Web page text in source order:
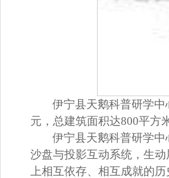
伊宁县天鹅科普研学
元，总建筑面积达800平方
伊宁县天鹅科普研学
沙盘与投影互动系统，生
上相互依存、相互成就的